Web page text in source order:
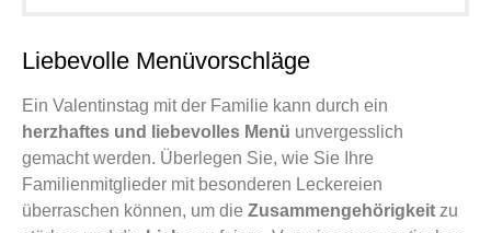
Liebevolle Menüvorschläge
Ein Valentinstag mit der Familie kann durch ein
herzhaftes und liebevolles Menü unvergesslich
gemacht werden. Überlegen Sie, wie Sie Ihre
Familienmitglieder mit besonderen Leckereien
überraschen können, um die Zusammengehörigkeit zu